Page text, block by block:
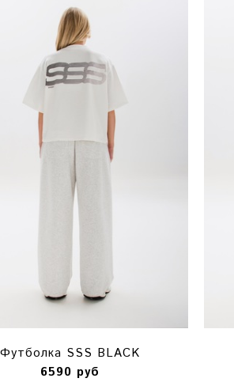
Футболка SSS BLACK
6590 руб